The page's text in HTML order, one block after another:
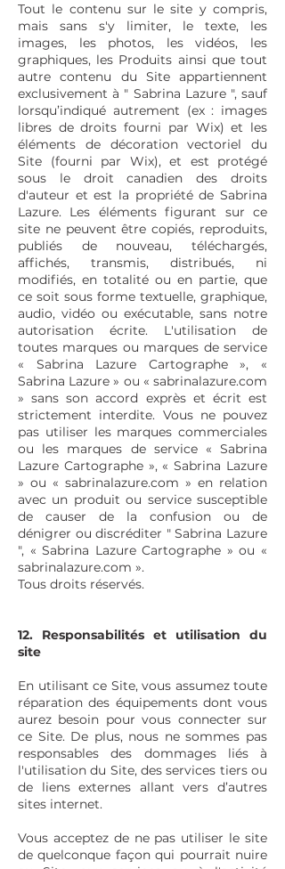
Tout le contenu sur le site y compris,
mais sans s'y limiter, le texte, les
images, les photos, les vidéos, les
graphiques, les Produits ainsi que tout
autre contenu du Site appartiennent
exclusivement à " Sabrina Lazure ", sauf
lorsqu’indiqué autrement (ex : images
libres de droits fourni par Wix) et les
éléments de décoration vectoriel du
Site (fourni par Wix), et est protégé
sous le droit canadien des droits
d'auteur et est la propriété de Sabrina
Lazure. Les éléments figurant sur ce
site ne peuvent être copiés, reproduits,
publiés de nouveau, téléchargés,
affichés, transmis, distribués, ni
modifiés, en totalité ou en partie, que
ce soit sous forme textuelle, graphique,
audio, vidéo ou exécutable, sans notre
autorisation écrite. L'utilisation de
toutes marques ou marques de service
« Sabrina Lazure Cartographe », «
Sabrina Lazure » ou « sabrinalazure.com
» sans son accord exprès et écrit est
strictement interdite. Vous ne pouvez
pas utiliser les marques commerciales
ou les marques de service « Sabrina
Lazure Cartographe », « Sabrina Lazure
» ou « sabrinalazure.com » en relation
avec un produit ou service susceptible
de causer de la confusion ou de
dénigrer ou discréditer " Sabrina Lazure
", « Sabrina Lazure Cartographe » ou «
sabrinalazure.com ».
Tous droits réservés.
12. Responsabilités et utilisation du
site
En utilisant ce Site, vous assumez toute
réparation des équipements dont vous
aurez besoin pour vous connecter sur
ce Site. De plus, nous ne sommes pas
responsables des dommages liés à
l'utilisation du Site, des services tiers ou
de liens externes allant vers d’autres
sites internet.
Vous acceptez de ne pas utiliser le site
de quelconque façon qui pourrait nuire